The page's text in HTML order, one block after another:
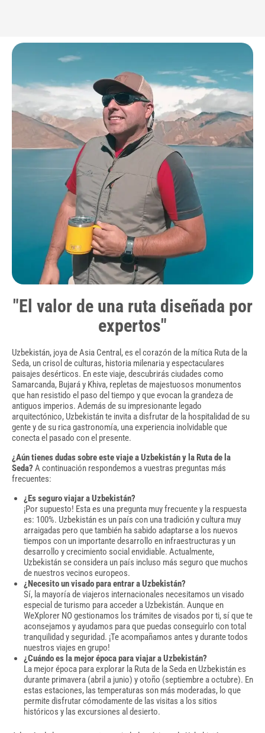
"El valor de una ruta diseñada por
expertos"
Uzbekistán, joya de Asia Central, es el corazón de la mítica Ruta de la
Seda, un crisol de culturas, historia milenaria y espectaculares
paisajes desérticos. En este viaje, descubrirás ciudades como
Samarcanda, Bujará y Khiva, repletas de majestuosos monumentos
que han resistido el paso del tiempo y que evocan la grandeza de
antiguos imperios. Además de su impresionante legado
arquitectónico, Uzbekistán te invita a disfrutar de la hospitalidad de su
gente y de su rica gastronomía, una experiencia inolvidable que
conecta el pasado con el presente.
¿Aún tienes dudas sobre este viaje a Uzbekistán y la Ruta de la
Seda? A continuación respondemos a vuestras preguntas más
frecuentes:
¿Es seguro viajar a Uzbekistán?
¡Por supuesto! Esta es una pregunta muy frecuente y la respuesta
es: 100%. Uzbekistán es un país con una tradición y cultura muy
arraigadas pero que también ha sabido adaptarse a los nuevos
tiempos con un importante desarrollo en infraestructuras y un
desarrollo y crecimiento social envidiable. Actualmente,
Uzbekistán se considera un país incluso más seguro que muchos
de nuestros vecinos europeos.
¿Necesito un visado para entrar a Uzbekistán?
Sí, la mayoría de viajeros internacionales necesitamos un visado
especial de turismo para acceder a Uzbekistán. Aunque en
WeXplorer NO gestionamos los trámites de visados por ti, sí que te
aconsejamos y ayudamos para que puedas conseguirlo con total
tranquilidad y seguridad. ¡Te acompañamos antes y durante todos
nuestros viajes en grupo!
¿Cuándo es la mejor época para viajar a Uzbekistán?
La mejor época para explorar la Ruta de la Seda en Uzbekistán es
durante primavera (abril a junio) y otoño (septiembre a octubre). En
estas estaciones, las temperaturas son más moderadas, lo que
permite disfrutar cómodamente de las visitas a los sitios
históricos y las excursiones al desierto.